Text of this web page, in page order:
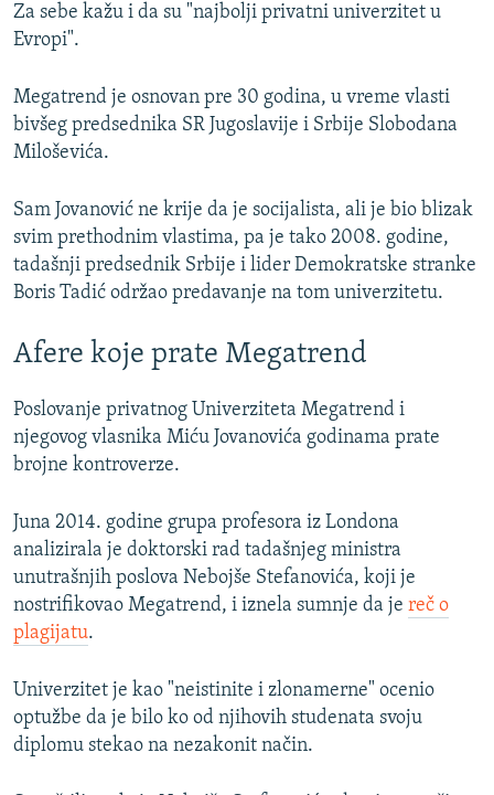
Za sebe kažu i da su "najbolji privatni univerzitet u
Evropi".
Megatrend je osnovan pre 30 godina, u vreme vlasti
bivšeg predsednika SR Jugoslavije i Srbije Slobodana
Miloševića.
Sam Jovanović ne krije da je socijalista, ali je bio blizak
svim prethodnim vlastima, pa je tako 2008. godine,
tadašnji predsednik Srbije i lider Demokratske stranke
Boris Tadić održao predavanje na tom univerzitetu.
Afere koje prate Megatrend
Poslovanje privatnog Univerziteta Megatrend i
njegovog vlasnika Miću Jovanovića godinama prate
brojne kontroverze.
Juna 2014. godine grupa profesora iz Londona
analizirala je doktorski rad tadašnjeg ministra
unutrašnjih poslova Nebojše Stefanovića, koji je
nostrifikovao Megatrend, i iznela sumnje da je reč o
plagijatu.
Univerzitet je kao "neistinite i zlonamerne" ocenio
optužbe da je bilo ko od njihovih studenata svoju
diplomu stekao na nezakonit način.